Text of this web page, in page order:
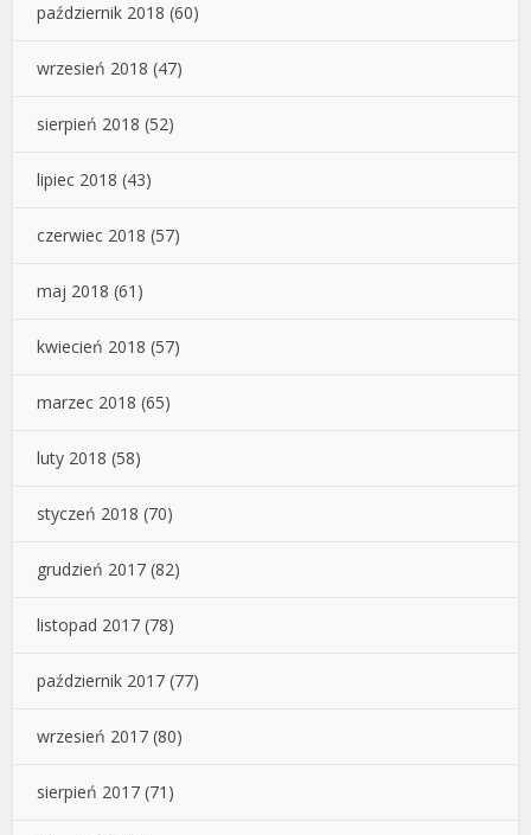
październik 2018 (60)
wrzesień 2018 (47)
sierpień 2018 (52)
lipiec 2018 (43)
czerwiec 2018 (57)
maj 2018 (61)
kwiecień 2018 (57)
marzec 2018 (65)
luty 2018 (58)
styczeń 2018 (70)
grudzień 2017 (82)
listopad 2017 (78)
październik 2017 (77)
wrzesień 2017 (80)
sierpień 2017 (71)